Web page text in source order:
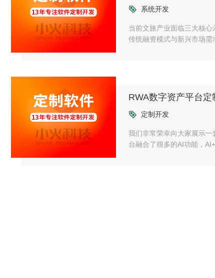
系统开发
当前文旅产业面临三大核
传统融资模式与新兴市场需
RWA数字资产平台定
定制开发
我们非常荣幸向大家展示
台融合了很多的AI功能，